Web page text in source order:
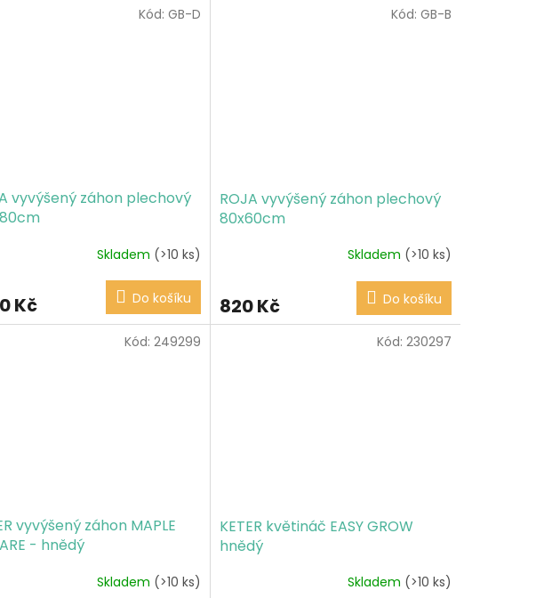
vyvýšený záhon plechový
Skladem (>10 ks)
Kč Do košíku
Kód: GB-D
ROJA vyvýšený záhon plechový
80x60cm
Skladem (>10 ks)
820 Kč Do košíku
Kód: GB-B
vyvýšený záhon MAPLE
- hnědý
Skladem (>10 ks)
Kód: 249299
KETER květináč EASY GROW
hnědý
Skladem (>10 ks)
Kód: 230297